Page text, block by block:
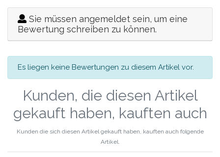
Sie müssen angemeldet sein, um eine
Bewertung schreiben zu können.
Es liegen keine Bewertungen zu diesem Artikel vor.
Kunden, die diesen Artikel
gekauft haben, kauften auch
Kunden die sich diesen Artikel gekauft haben, kauften auch folgende
Artikel.